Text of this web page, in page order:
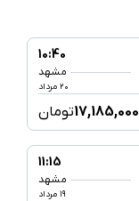
10:40
مشهد
۲۰ مرداد
17,185,000تومان
11:15
مشهد
۱۹ مرداد